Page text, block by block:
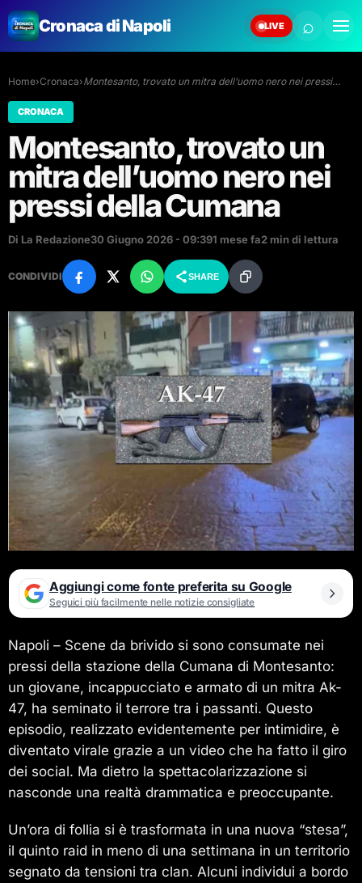
Cronaca di Napoli LIVE ⌕
Home›Cronaca›Montesanto, trovato un mitra dell’uomo nero nei pressi…
CRONACA
Montesanto, trovato un
mitra dell’uomo nero nei
pressi della Cumana
Di La Redazione30 Giugno 2026 - 09:391 mese fa2 min di lettura
CONDIVIDI SHARE
Aggiungi come fonte preferita su Google
Seguici più facilmente nelle notizie consigliate
Napoli – Scene da brivido si sono consumate nei
pressi della stazione della Cumana di Montesanto:
un giovane, incappucciato e armato di un mitra Ak-
47, ha seminato il terrore tra i passanti. Questo
episodio, realizzato evidentemente per intimidire, è
diventato virale grazie a un video che ha fatto il giro
dei social. Ma dietro la spettacolarizzazione si
nasconde una realtà drammatica e preoccupante.
Un’ora di follia si è trasformata in una nuova “stesa”,
il quinto raid in meno di una settimana in un territorio
segnato da tensioni tra clan. Alcuni individui a bordo